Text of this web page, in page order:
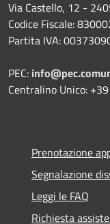
Via Castello, 12 -
Codice Fiscale:
Partita IVA:
PEC:
Centralino Unico:
Prenotazione
Segnalazione
Leggi le FAQ
Richiesta